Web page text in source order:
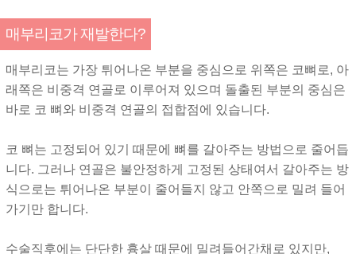
매부리코가 재발한다?
매부리코는 가장 튀어나온 부분을 중심으로 위쪽은 코뼈로, 아
래쪽은 비중격 연골로 이루어져 있으며 돌출된 부분의 중심은
바로 코 뼈와 비중격 연골의 접합점에 있습니다.
코 뼈는 고정되어 있기 때문에 뼈를 갈아주는 방법으로 줄어듭
니다. 그러나 연골은 불안정하게 고정된 상태여서 갈아주는 방
식으로는 튀어나온 부분이 줄어들지 않고 안쪽으로 밀려 들어
가기만 합니다.
수술직후에는 단단한 흉살 때문에 밀려들어간채로 있지만,